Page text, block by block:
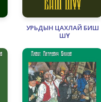
УРЬДЫН ЦАХЛАЙ БИШ
ШҮҮ